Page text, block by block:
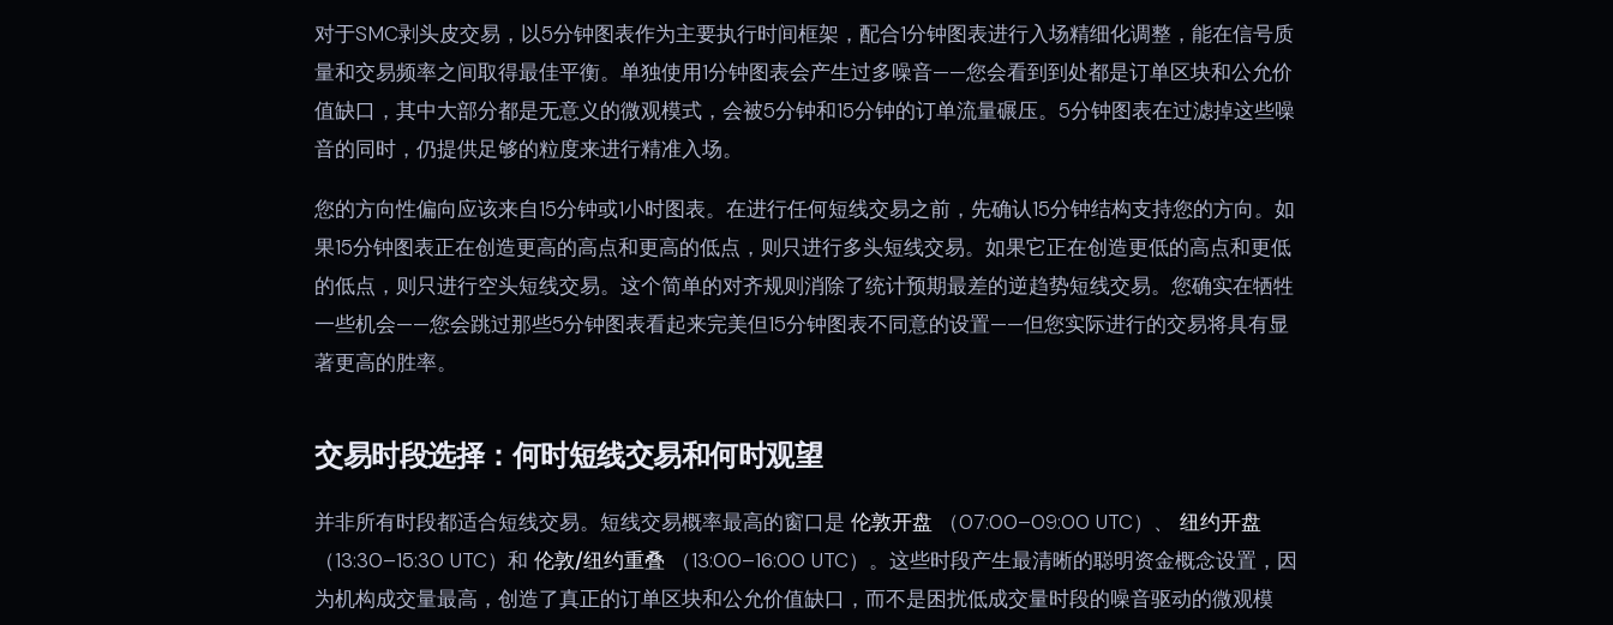
对于SMC剥头皮交易，以5分钟图表作为主要执行时间框架，配合1分钟图表进行入场精细化调整，能在信号质
量和交易频率之间取得最佳平衡。单独使用1分钟图表会产生过多噪音——您会看到到处都是订单区块和公允价
值缺口，其中大部分都是无意义的微观模式，会被5分钟和15分钟的订单流量碾压。5分钟图表在过滤掉这些噪
音的同时，仍提供足够的粒度来进行精准入场。
您的方向性偏向应该来自15分钟或1小时图表。在进行任何短线交易之前，先确认15分钟结构支持您的方向。如
果15分钟图表正在创造更高的高点和更高的低点，则只进行多头短线交易。如果它正在创造更低的高点和更低
的低点，则只进行空头短线交易。这个简单的对齐规则消除了统计预期最差的逆趋势短线交易。您确实在牺牲
一些机会——您会跳过那些5分钟图表看起来完美但15分钟图表不同意的设置——但您实际进行的交易将具有显
著更高的胜率。
交易时段选择：何时短线交易和何时观望
并非所有时段都适合短线交易。短线交易概率最高的窗口是 伦敦开盘 （07:00–09:00 UTC）、 纽约开盘
（13:30–15:30 UTC）和 伦敦/纽约重叠 （13:00–16:00 UTC）。这些时段产生最清晰的聪明资金概念设置，因
为机构成交量最高，创造了真正的订单区块和公允价值缺口，而不是困扰低成交量时段的噪音驱动的微观模